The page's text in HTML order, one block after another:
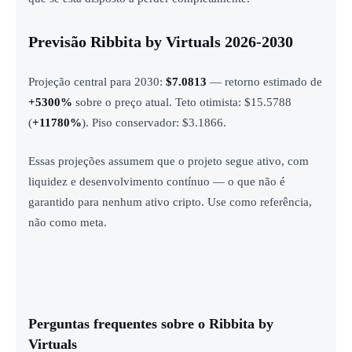
Previsão Ribbita by Virtuals 2026-2030
Projeção central para 2030: $7.0813 — retorno estimado de
+5300% sobre o preço atual. Teto otimista: $15.5788
(+11780%). Piso conservador: $3.1866.
Essas projeções assumem que o projeto segue ativo, com
liquidez e desenvolvimento contínuo — o que não é
garantido para nenhum ativo cripto. Use como referência,
não como meta.
Perguntas frequentes sobre o Ribbita by
Virtuals